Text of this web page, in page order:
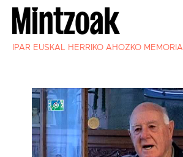
IPAR EUSKAL HERRIKO AHOZKO MEMORIA